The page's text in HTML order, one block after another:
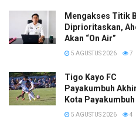
Mengakses Titik
Diprioritaskan,
Akan “On Air”
5 AGUSTUS 2026 7
Tigo Kayo FC
Payakumbuh
Kota
5 AGUSTUS 2026 4